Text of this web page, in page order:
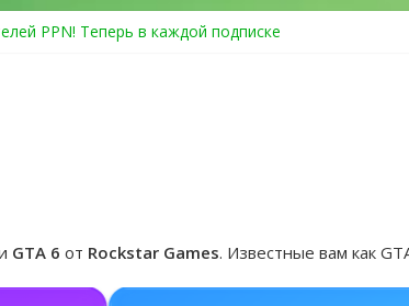
PPN! Теперь в каждой подписке
Fine Art Collector
Theft Auto VI
GTA 6 от Rockstar Games. Известные вам как